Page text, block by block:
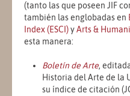
(tanto las que poseen JIF
también las englobadas en
Index (ESCI)yArts &
esta manera:
Boletín de Arte,
Historia del Arte de la
su índice de citación